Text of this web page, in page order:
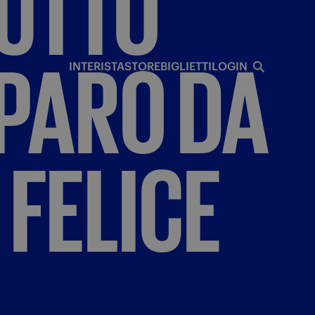
INTERISTASTOREBIGLIETTILOGIN
DA
FELICE